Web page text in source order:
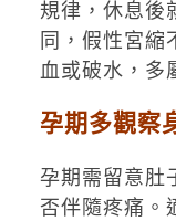
規律，休息後
同，假性宮縮
血或破水，多
孕期多觀察
孕期需留意肚
否伴隨疼痛。